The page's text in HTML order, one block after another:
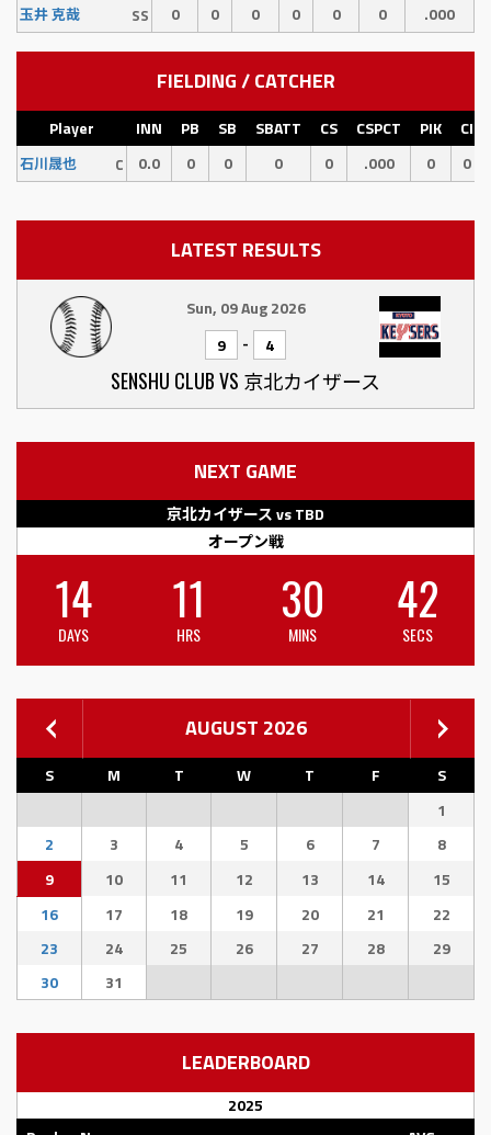
玉井 克哉 SS 0 0 0 0 0 0 .000
FIELDING / CATCHER
Player INN PB SB SBATT CS CSPCT PIK CI
石川晟也 C 0.0 0 0 0 0 .000 0 0
LATEST RESULTS
Sun, 09 Aug 2026
9
- 4
SENSHU CLUB VS 京北カイザース
NEXT GAME
京北カイザース vs TBD
オープン戦
14
DAYS
11
HRS
30
MINS
42
SECS
AUGUST 2026
S M T W T F
S
1
2
3 4 5 6 7
8
9
10 11 12 13 14
15
16
17 18 19 20 21
22
23
24 25 26 27 28
29
30
31
LEADERBOARD
2025